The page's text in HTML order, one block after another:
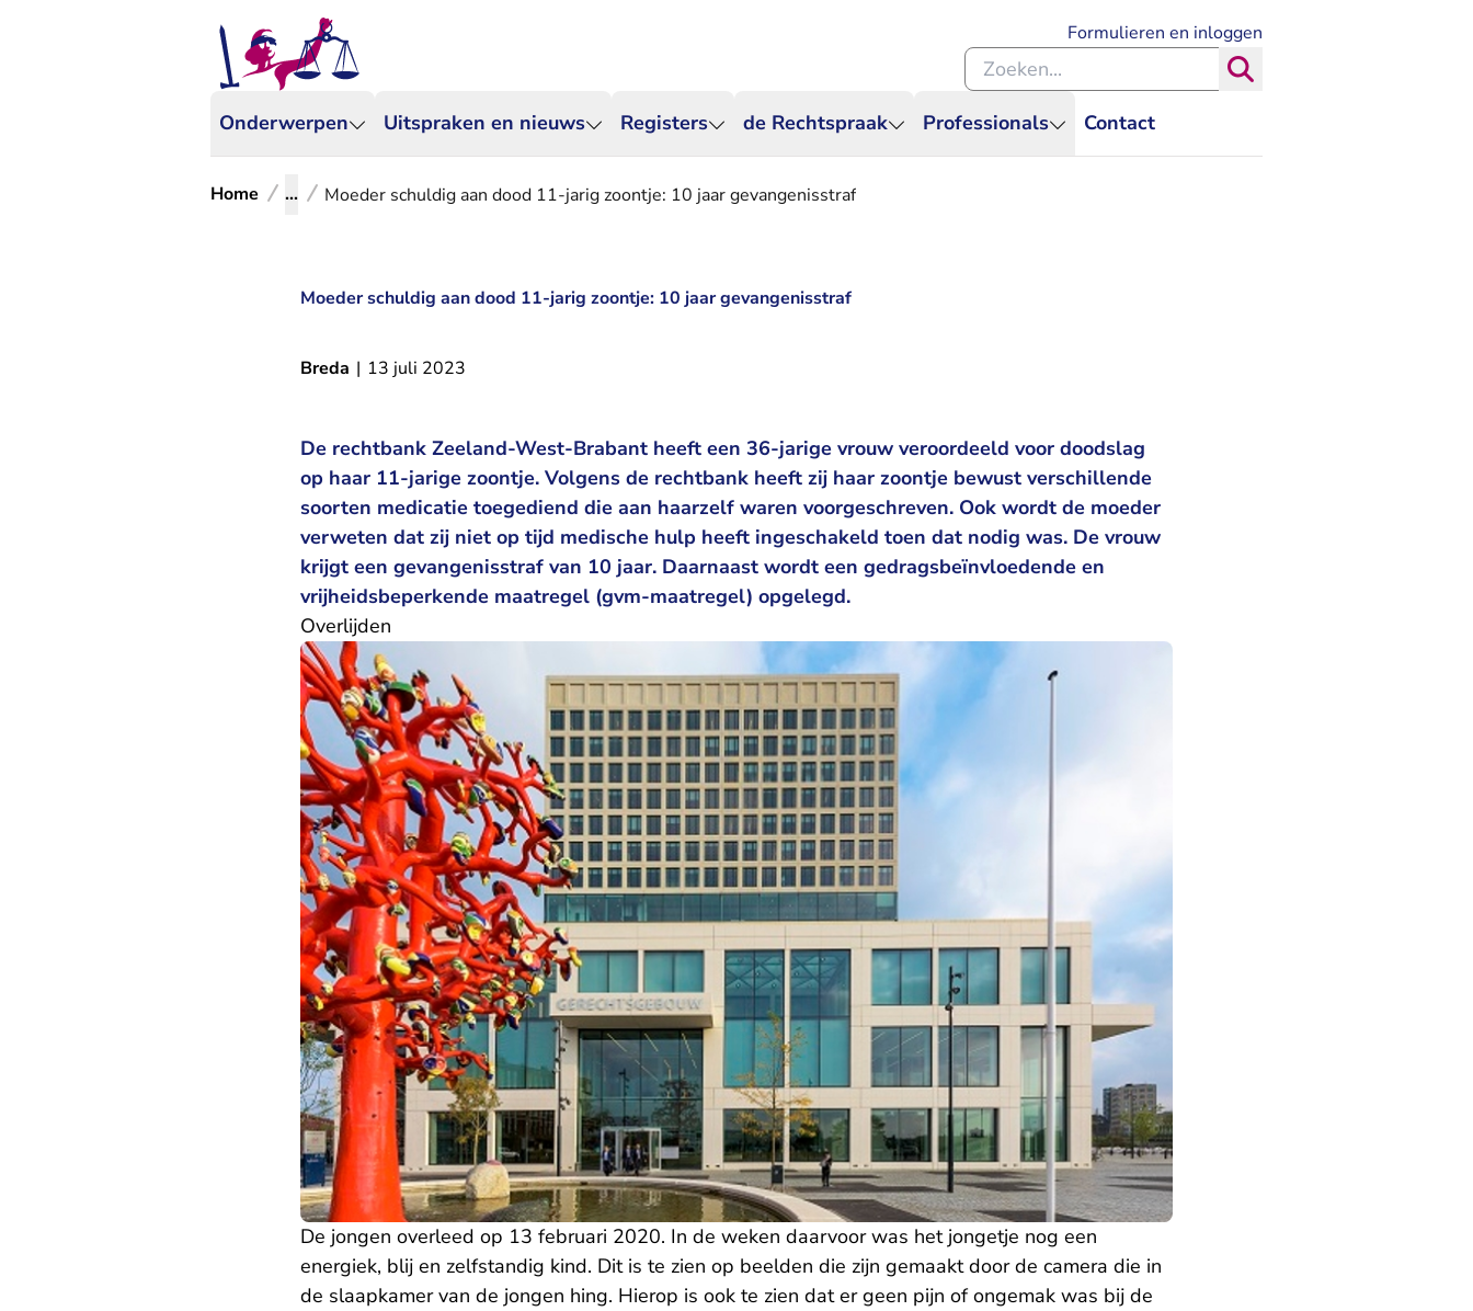
Onderwerpen Uitspraken en nieuws Registers de Rechtspraak Professionals Contact
Formulieren en inloggen
Zoeken binnen de Rechtspraak
Home ... Moeder schuldig aan dood 11-jarig zoontje: 10 jaar gevangenisstraf
Moeder schuldig aan dood 11-jarig zoontje: 10 jaar gevangenisstraf
Breda | 13 juli 2023
De rechtbank Zeeland-West-Brabant heeft een 36-jarige vrouw veroordeeld voor doodslag
op haar 11-jarige zoontje. Volgens de rechtbank heeft zij haar zoontje bewust verschillende
soorten medicatie toegediend die aan haarzelf waren voorgeschreven. Ook wordt de moeder
verweten dat zij niet op tijd medische hulp heeft ingeschakeld toen dat nodig was. De vrouw
krijgt een gevangenisstraf van 10 jaar. Daarnaast wordt een gedragsbeïnvloedende en
vrijheidsbeperkende maatregel (gvm-maatregel) opgelegd.
​Overlijden
De jongen overleed op 13 februari 2020. In de weken daarvoor was het jongetje nog een
energiek, blij en zelfstandig kind. Dit is te zien op beelden die zijn gemaakt door de camera die in
de slaapkamer van de jongen hing. Hierop is ook te zien dat er geen pijn of ongemak was bij de